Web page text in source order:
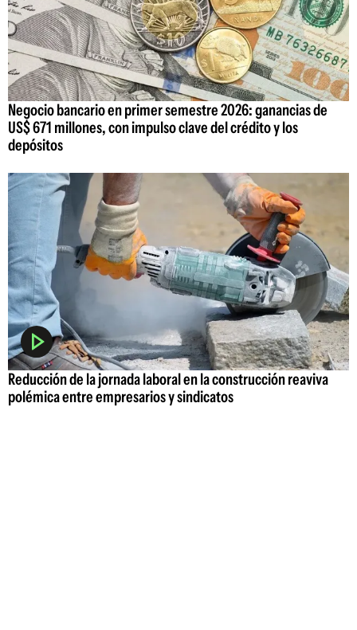
Negocio bancario en primer semestre 2026: ganancias de
US$ 671 millones, con impulso clave del crédito y los
depósitos
Reducción de la jornada laboral en la construcción reaviva
polémica entre empresarios y sindicatos